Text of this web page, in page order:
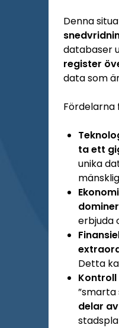
Denna
databaser
register
data som
Fördelarna
ta ett
unika
erbjuda
Detta
delar